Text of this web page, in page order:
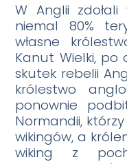
W Anglii
niemal 80%
własne
Kanut Wielki, po
skutek rebelii
królestwo
ponownie
Normandii,
wikingów, a
wiking z